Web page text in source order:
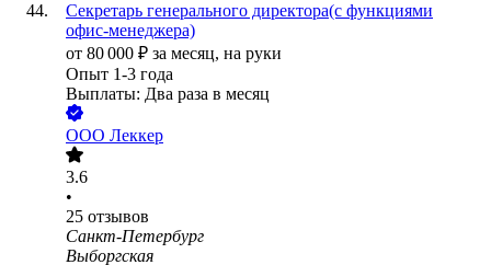
Секретарь генерального директора(с функциями
офис-менеджера)
от 80 000 ₽ за месяц, на руки
Опыт 1-3 года
Выплаты: Два раза в месяц
ООО Леккер
3.6
•
25 отзывов
Санкт-Петербург
Выборгская